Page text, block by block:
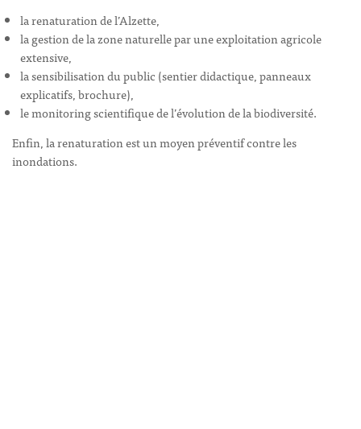
la renaturation de l’Alzette,
la gestion de la zone naturelle par une exploitation agricole
extensive,
la sensibilisation du public (sentier didactique, panneaux
explicatifs, brochure),
le monitoring scientifique de l’évolution de la biodiversité.
Enfin, la renaturation est un moyen préventif contre les
inondations.